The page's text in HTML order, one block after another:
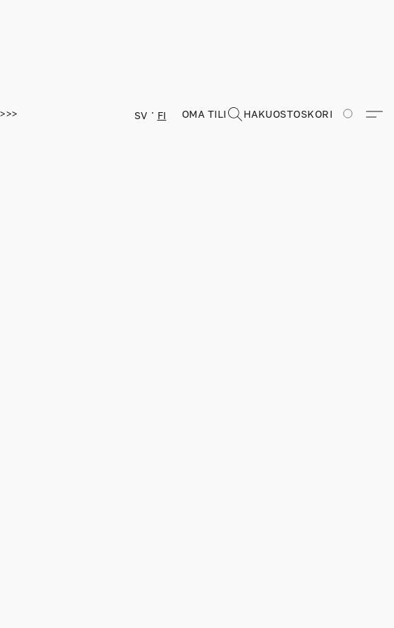
SV FI OMA TILI HAKUOSTOSKORI